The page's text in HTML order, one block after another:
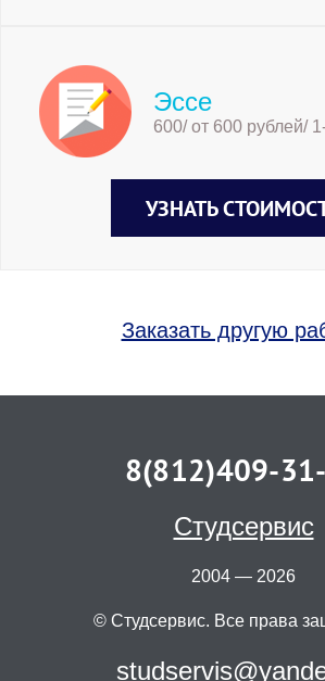
Эссе
600/ от 600 рублей/
УЗНАТЬ
Заказать другую
8(812)409-
Студсервис
2004 — 2026
© Студсервис. Все права